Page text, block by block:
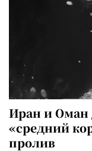
Иран и Оман
«средний
пролив